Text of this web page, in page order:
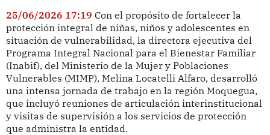
25/06/2026 17:19 Con el propósito de fortalecer la
protección integral de niñas, niños y adolescentes en
situación de vulnerabilidad, la directora ejecutiva del
Programa Integral Nacional para el Bienestar Familiar
(Inabif), del Ministerio de la Mujer y Poblaciones
Vulnerables (MIMP), Melina Locatelli Alfaro, desarrolló
una intensa jornada de trabajo en la región Moquegua,
que incluyó reuniones de articulación interinstitucional
y visitas de supervisión a los servicios de protección
que administra la entidad.